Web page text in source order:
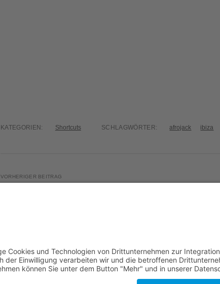
KATEGORIEN: Shortcuts SCHLAGWÖRTER: afrojack ibiza
VORHERIGER BEITRAG